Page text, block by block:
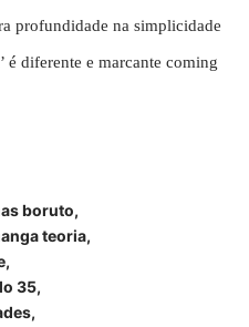
profundidade na simplicidade
é diferente e marcante coming
boruto
teoria
35